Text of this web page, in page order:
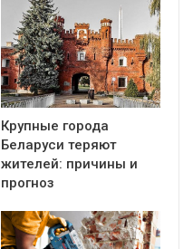
Крупные города
Беларуси теряют
жителей: причины и
прогноз